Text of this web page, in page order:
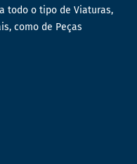
todo o tipo de Viaturas,
como de Peças